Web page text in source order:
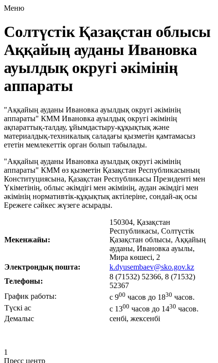
Меню
Солтүстік Қазақстан облысы
Аққайың ауданы Ивановка
ауылдық округі әкімінің
аппараты
"Аққайың ауданы Ивановка ауылдық округі әкімінің
аппараты" КММ Ивановка ауылдық округі әкімінің
ақпараттық-талдау, ұйымдастыру-құқықтық және
материалдық-техникалық саладағы қызметін қамтамасыз
ететін мемлекеттік орган болып табылады.
"Аққайың ауданы Ивановка ауылдық округі әкімінің
аппараты" КММ өз қызметін Қазақстан Республикасының
Конституциясына, Қазақстан Республикасы Президенті мен
Үкіметінің, облыс әкімдігі мен әкімінің, аудан әкімдігі мен
әкімінің нормативтік-құқықтық актілеріне, сондай-ақ осы
Ережеге сәйкес жүзеге асырады.
Мекенжайы:
150304, Қазақстан
Республикасы, Солтүстік
Қазақстан облысы, Аққайың
ауданы, Ивановка ауылы,
Мира көшесі, 2
Электрондық пошта:
k.dyusembaev@sko.gov.kz
Телефоны:
8 (71532) 52366, 8 (71532)
52367
График работы:
с 900 часов до 1830 часов.
Түскі ас
с 1300 часов до 1430 часов.
Демалыс
сенбі, жексенбі
1
Пресс центр